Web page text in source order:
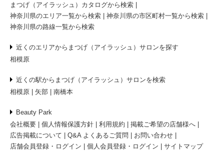
まつげ（アイラッシュ）カタログから検索
神奈川県のエリア一覧から検索
神奈川県の市区町村一覧から検索
神奈川県の路線一覧から検索
近くのエリアからまつげ（アイラッシュ）サロンを探す
相模原
近くの駅からまつげ（アイラッシュ）サロンを検索
相模原
矢部 南橋本
Beauty Park
会社概要
個人情報保護方針 利用規約
掲載ご希望の店舗様へ
広告掲載について
Q&A よくあるご質問
お問い合わせ
店舗会員登録・ログイン
個人会員登録・ログイン サイトマップ